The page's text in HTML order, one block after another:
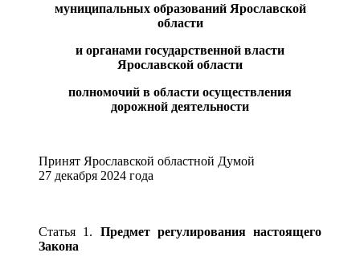
муниципальных образований Ярославской
области
и органами государственной власти
Ярославской области
полномочий в области осуществления
дорожной деятельности
Принят Ярославской областной Думой
27 декабря 2024 года
Статья 1. Предмет регулирования настоящего
Закона